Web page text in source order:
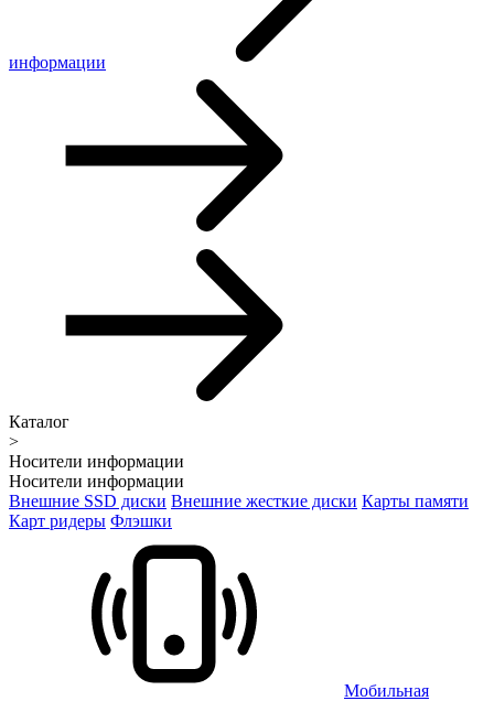
информации
Каталог
>
Носители информации
Носители информации
Внешние SSD диски Внешние жесткие диски Карты памяти
Карт ридеры Флэшки
Мобильная